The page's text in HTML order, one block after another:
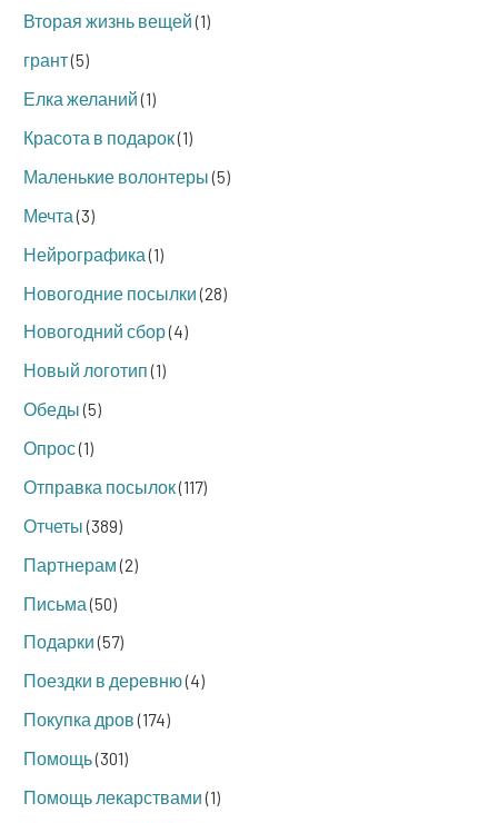
Вторая жизнь вещей(1)
грант(5)
Елка желаний(1)
Красота в подарок(1)
Маленькие волонтеры(5)
Мечта(3)
Нейрографика(1)
Новогодние посылки(28)
Новогодний сбор(4)
Новый логотип(1)
Обеды(5)
Опрос(1)
Отправка посылок(117)
Отчеты(389)
Партнерам(2)
Письма(50)
Подарки(57)
Поездки в деревню(4)
Покупка дров(174)
Помощь(301)
Помощь лекарствами(1)